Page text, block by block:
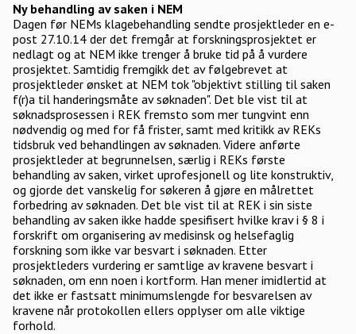
Ny behandling av saken i NEM
Dagen før NEMs klagebehandling sendte prosjektleder en e-
post 27.10.14 der det fremgår at forskningsprosjektet er
nedlagt og at NEM ikke trenger å bruke tid på å vurdere
prosjektet. Samtidig fremgikk det av følgebrevet at
prosjektleder ønsket at NEM tok "objektivt stilling til saken
f(r)a til handeringsmåte av søknaden". Det ble vist til at
søknadsprosessen i REK fremsto som mer tungvint enn
nødvendig og med for få frister, samt med kritikk av REKs
tidsbruk ved behandlingen av søknaden. Videre anførte
prosjektleder at begrunnelsen, særlig i REKs første
behandling av saken, virket uprofesjonell og lite konstruktiv,
og gjorde det vanskelig for søkeren å gjøre en målrettet
forbedring av søknaden. Det ble vist til at REK i sin siste
behandling av saken ikke hadde spesifisert hvilke krav i § 8 i
forskrift om organisering av medisinsk og helsefaglig
forskning som ikke var besvart i søknaden. Etter
prosjektleders vurdering er samtlige av kravene besvart i
søknaden, om enn noen i kortform. Han mener imidlertid at
det ikke er fastsatt minimumslengde for besvarelsen av
kravene når protokollen ellers opplyser om alle viktige
forhold.